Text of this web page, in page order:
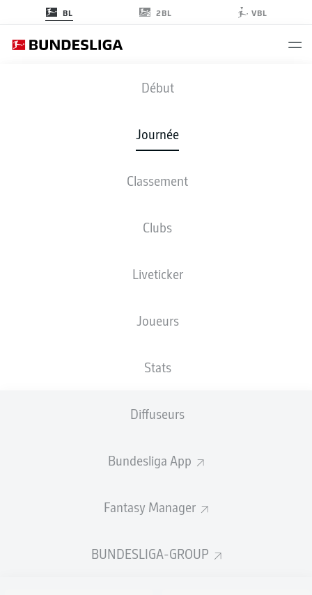
BL 2BL VBL
Début
Journée
Classement
Clubs
Liveticker
Joueurs
Stats
Diffuseurs
Bundesliga App
Fantasy Manager
BUNDESLIGA-GROUP
FCB- SGE
3 2
COMPOSITIONS STATISTIQUES
LES ONZE DE DÉPART
Joshua Kimmich
Jamal Musiala
Aleksandar Pavlović